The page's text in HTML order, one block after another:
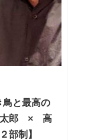
鳥と最高の
太郎 × 高
部制】